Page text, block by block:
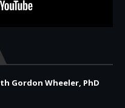
Gordon Wheeler, PhD